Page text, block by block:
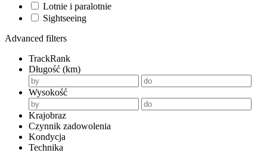
Lotnie i paralotnie
Sightseeing
Advanced filters
TrackRank
Długość (km)
Wysokość
Krajobraz
Czynnik zadowolenia
Kondycja
Technika